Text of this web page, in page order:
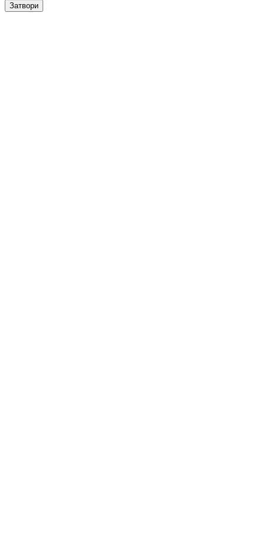
Затвори